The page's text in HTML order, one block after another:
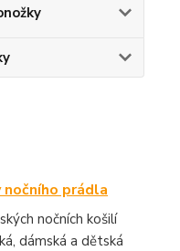
nočního prádla
nočních košilí
dámská a dětská